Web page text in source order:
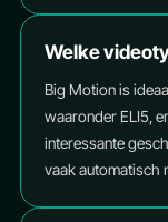
Welke
Big Motion is
waaronder ELI5,
interessante
vaak automatisch